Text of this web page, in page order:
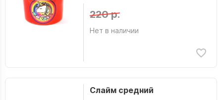
220 р.
Нет в наличии
Слайм средний